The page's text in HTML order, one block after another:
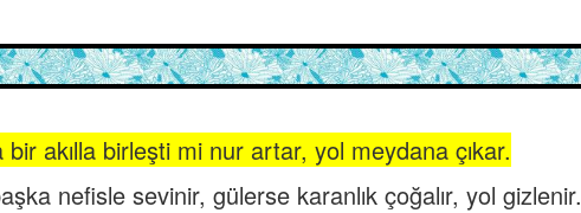
bir akılla birleşti mi nur artar, yol meydana çıkar.
nefisle sevinir, gülerse karanlık çoğalır, yol gizlenir.